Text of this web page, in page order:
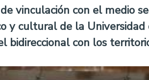
vinculación con el medio
y cultural de la
bidireccional con los